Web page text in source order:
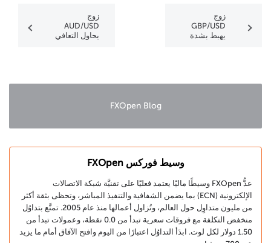
زوج
GBP/USD
يهبط بشدة
زوج
AUD/USD
يحاول التعافي
FXOpen Blog
وسيط فوركس FXOpen
عدُّ FXOpen وسيطًا ماليًا يعتمد فعليًا على تقنيَّة شبكة الاتصالات
الإلكترونية (ECN) بما يضمن الشفافية والتنفيذ المباشر، وتحظى بثقة أكثر
من مليون متداوِل حول العالم، وتُزاول أعمالها منذ عام 2005. تمتَّع بتداوُل
منخفض التكلفة مع فروقات سعرية تبدأ من 0.0 نقطة، وعمولات تبدأ من
1.50 دولار لكل لوت. ابدَأ التداوُل اعتبارًا من اليوم وافتح الآفاق أمام ما يزيد